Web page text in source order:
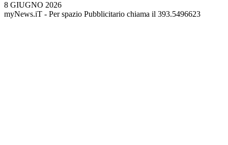
8 GIUGNO 2026
myNews.iT - Per spazio Pubblicitario chiama il 393.5496623